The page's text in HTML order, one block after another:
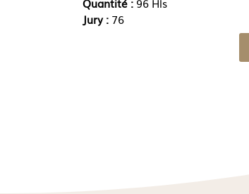
Jury : 76